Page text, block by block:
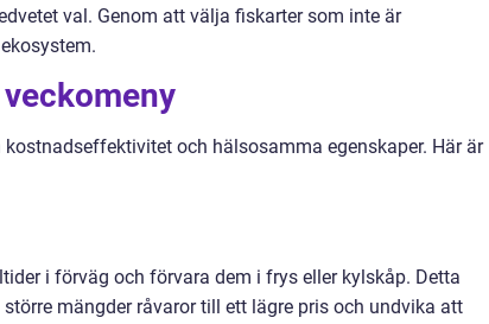
val. Genom att välja fiskarter som inte är
och hälsosamma egenskaper. Här är
i förväg och förvara dem i frys eller kylskåp. Detta
mängder råvaror till ett lägre pris och undvika att